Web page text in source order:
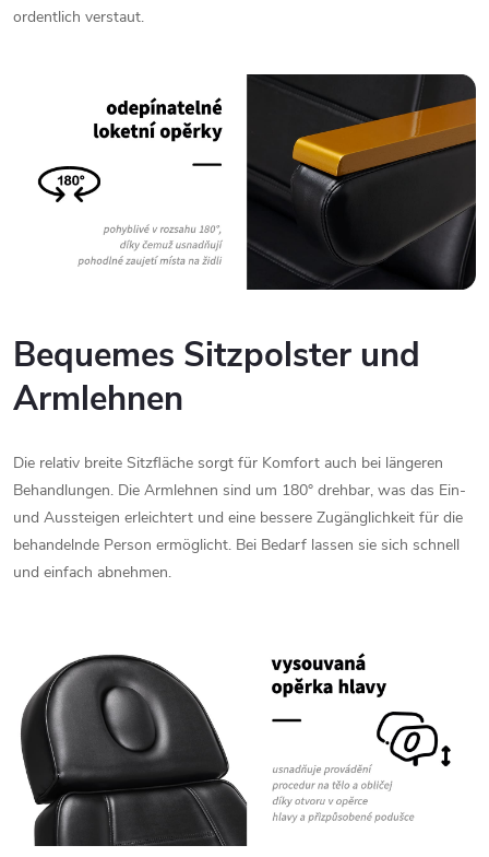
ordentlich verstaut.
Bequemes Sitzpolster und
Armlehnen
Die relativ breite Sitzfläche sorgt für Komfort auch bei längeren
Behandlungen. Die Armlehnen sind um 180° drehbar, was das Ein-
und Aussteigen erleichtert und eine bessere Zugänglichkeit für die
behandelnde Person ermöglicht. Bei Bedarf lassen sie sich schnell
und einfach abnehmen.